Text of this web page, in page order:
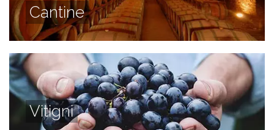
Cantine
Vitigni